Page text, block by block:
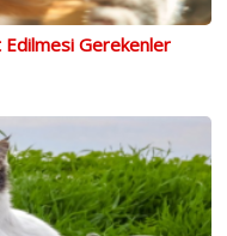
Edilmesi Gerekenler